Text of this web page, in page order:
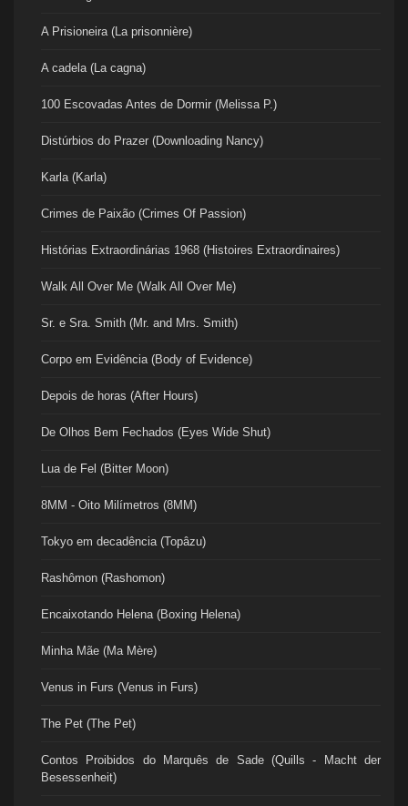
A Prisioneira (La prisonnière)
A cadela (La cagna)
100 Escovadas Antes de Dormir (Melissa P.)
Distúrbios do Prazer (Downloading Nancy)
Karla (Karla)
Crimes de Paixão (Crimes Of Passion)
Histórias Extraordinárias 1968 (Histoires Extraordinaires)
Walk All Over Me (Walk All Over Me)
Sr. e Sra. Smith (Mr. and Mrs. Smith)
Corpo em Evidência (Body of Evidence)
Depois de horas (After Hours)
De Olhos Bem Fechados (Eyes Wide Shut)
Lua de Fel (Bitter Moon)
8MM - Oito Milímetros (8MM)
Tokyo em decadência (Topâzu)
Rashômon (Rashomon)
Encaixotando Helena (Boxing Helena)
Minha Mãe (Ma Mère)
Venus in Furs (Venus in Furs)
The Pet (The Pet)
Contos Proibidos do Marquês de Sade (Quills - Macht der
Besessenheit)